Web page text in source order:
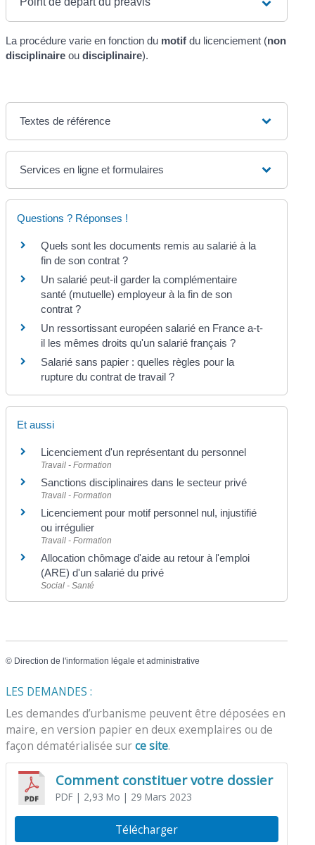
La procédure varie en fonction du motif du licenciement (non
disciplinaire oudisciplinaire).
Textes de référence
Services en ligne et formulaires
Questions ? Réponses !
Quels sont les documents remis au salarié à la
fin de son contrat ?
Un salarié peut-il garder la complémentaire
santé (mutuelle) employeur à la fin de son
contrat ?
Un ressortissant européen salarié en France a-t-
il les mêmes droits qu'un salarié français ?
Salarié sans papier : quelles règles pour la
rupture du contrat de travail ?
Et aussi
Licenciement d'un représentant du personnel
Travail - Formation
Sanctions disciplinaires dans le secteur privé
Travail - Formation
Licenciement pour motif personnel nul, injustifié
ou irrégulier
Travail - Formation
Allocation chômage d'aide au retour à l'emploi
(ARE) d'un salarié du privé
Social - Santé
© Direction de l'information légale et administrative
LES DEMANDES :
Les demandes d’urbanisme peuvent être déposées en
maire, en version papier en deux exemplaires ou de
façon dématérialisée surce site.
Comment constituer votre dossier
PDF| 2,93 Mo | 29 Mars 2023
Télécharger